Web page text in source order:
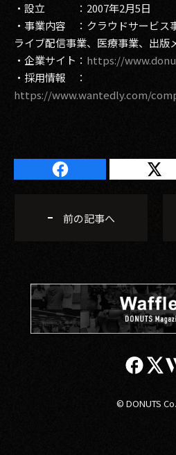
・設立 ：2007年2月5日
・事業内容 ：クラウドサービス
ライブ配信事業、医療事業、出版
・企業サイト： https://
・採用情報 ：
https://www.wantedly.com/
前の記事へ
© DONUTS